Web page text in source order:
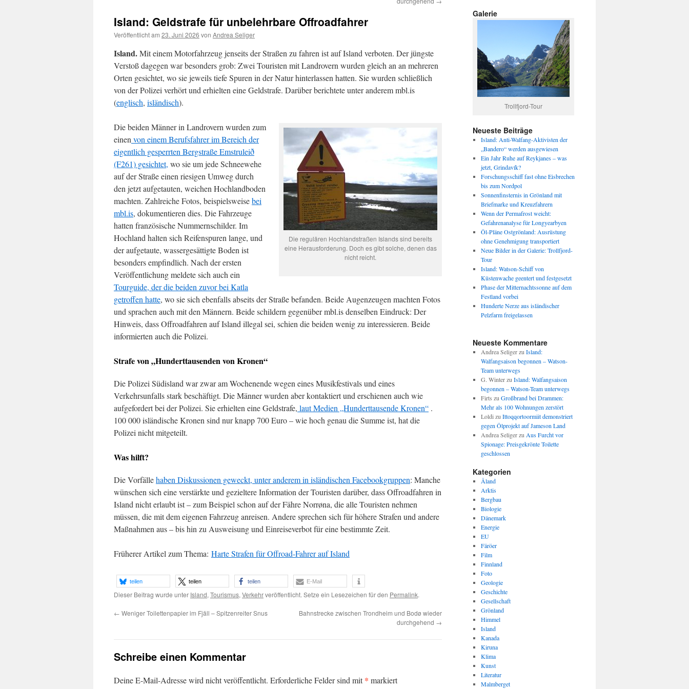
Island: Geldstrafe für unbelehrbare Offroadfahrer
Veröffentlicht am 23. Juni 2026 von Andrea Seliger
Island.Mit einem Motorfahrzeug jenseits der Straßen zu fahren ist auf Island verboten. Der jüngste
Verstoß dagegen war besonders grob: Zwei Touristen mit Landrovern wurden gleich an an mehreren
Orten gesichtet, wo sie jeweils tiefe Spuren in der Natur hinterlassen hatten. Sie wurden schließlich
von der Polizei verhört und erhielten eine Geldstrafe. Darüber berichtete unter anderem mbl.is
(englisch, isländisch).
Die regulären Hochlandstraßen Islands sind bereits
eine Herausforderung. Doch es gibt solche, denen das
nicht reicht.
Die beiden Männer in Landrovern wurden zum
einen von einem Berufsfahrer im Bereich der
eigentlich gesperrten Bergstraße Emstruleið
(F261) gesichtet, wo sie um jede Schneewehe
auf der Straße einen riesigen Umweg durch
den jetzt aufgetauten, weichen Hochlandboden
machten. Zahlreiche Fotos, beispielsweisebei
mbl.is, dokumentieren dies. Die Fahrzeuge
hatten französische Nummernschilder. Im
Hochland halten sich Reifenspuren lange, und
der aufgetaute, wassergesättigte Boden ist
besonders empfindlich. Nach der ersten
Veröffentlichung meldete sich auch ein
Tourguide, der die beiden zuvor bei Katla
getroffen hatte, wo sie sich ebenfalls abseits der Straße befanden. Beide Augenzeugen machten Fotos
und sprachen auch mit den Männern. Beide schildern gegenüber mbl.is denselben Eindruck: Der
Hinweis, dass Offroadfahren auf Island illegal sei, schien die beiden wenig zu interessieren. Beide
informierten auch die Polizei.
Strafe von „Hunderttausenden von Kronen“
Die Polizei Südisland war zwar am Wochenende wegen eines Musikfestivals und eines
Verkehrsunfalls stark beschäftigt. Die Männer wurden aber kontaktiert und erschienen auch wie
aufgefordert bei der Polizei. Sie erhielten eine Geldstrafe, laut Medien „Hunderttausende Kronen“ .
100 000 isländische Kronen sind nur knapp 700 Euro – wie hoch genau die Summe ist, hat die
Polizei nicht mitgeteilt.
Was hilft?
Die Vorfällehaben Diskussionen geweckt, unter anderem in isländischen Facebookgruppen: Manche
wünschen sich eine verstärkte und gezieltere Information der Touristen darüber, dass Offroadfahren in
Island nicht erlaubt ist – zum Beispiel schon auf der Fähre Norrøna, die alle Touristen nehmen
müssen, die mit dem eigenen Fahrzeug anreisen. Andere sprechen sich für höhere Strafen und andere
Maßnahmen aus – bis hin zu Ausweisung und Einreiseverbot für eine bestimmte Zeit.
Früherer Artikel zum Thema: Harte Strafen für Offroad-Fahrer auf Island
teilen teilen teilen E-Mail
Dieser Beitrag wurde unter Island, Tourismus, Verkehrveröffentlicht. Setze ein Lesezeichen für den Permalink.
← Weniger Toilettenpapier im Fjäll – Spitzenreiter Snus
Bahnstrecke zwischen Trondheim und Bodø wieder
durchgehend →
Schreibe einen Kommentar
Deine E-Mail-Adresse wird nicht veröffentlicht. Erforderliche Felder sind mit* markiert
Galerie
Trollfjord-Tour
Neueste Beiträge
Island: Anti-Walfang-Aktivisten der
„Bandero“ werden ausgewiesen
Ein Jahr Ruhe auf Reykjanes – was
jetzt, Grindavík?
Forschungsschiff fast ohne Eisbrechen
bis zum Nordpol
Sonnenfinsternis in Grönland mit
Briefmarke und Kreuzfahrern
Wenn der Permafrost weicht:
Gefahrenanalyse für Longyearbyen
Öl-Pläne Ostgrönland: Ausrüstung
ohne Genehmigung transportiert
Neue Bilder in der Galerie: Trollfjord-
Tour
Island: Watson-Schiff von
Küstenwache geentert und festgesetzt
Phase der Mitternachtssonne auf dem
Festland vorbei
Hunderte Nerze aus isländischer
Pelzfarm freigelassen
Neueste Kommentare
Andrea Seligerzu Island:
Walfangsaison begonnen – Watson-
Team unterwegs
G. Winterzu Island: Walfangsaison
begonnen – Watson-Team unterwegs
Firts zu Großbrand bei Drammen:
Mehr als 100 Wohnungen zerstört
Loldi zu Ittoqqortoormiit demonstriert
gegen Ölprojekt auf Jameson Land
Andrea Seligerzu Aus Furcht vor
Spionage: Preisgekrönte Toilette
geschlossen
Kategorien
Åland
Arktis
Bergbau
Biologie
Dänemark
Energie
EU
Färöer
Film
Finnland
Foto
Geologie
Geschichte
Gesellschaft
Grönland
Himmel
Island
Kanada
Kiruna
Klima
Kunst
Literatur
Malmberget